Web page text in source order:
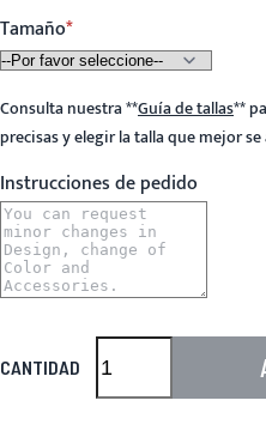
Tamaño
Consulta nuestra**Guía de tallas**
precisas y elegir la talla que mejor
Instrucciones de pedido
CANTIDAD